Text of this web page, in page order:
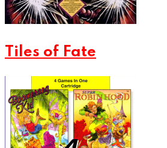
Tiles of Fate